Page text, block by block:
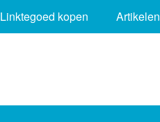
Linktegoed kopen Artikelen